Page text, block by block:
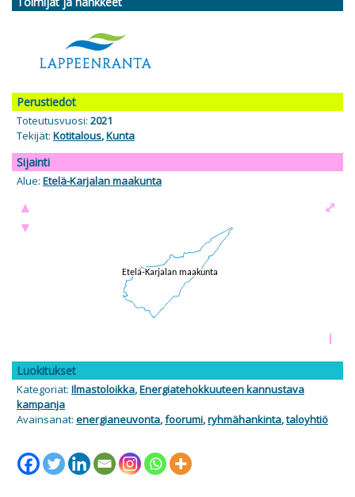
Perustiedot
Toteutusvuosi: 2021
Tekijät: Kotitalous,Kunta
Sijainti
Alue: Etelä-Karjalan maakunta
▲
▼
i
⤢
Luokitukset
Kategoriat: Ilmastoloikka,Energiatehokkuuteen kannustava
kampanja
Avainsanat: energianeuvonta,foorumi,ryhmähankinta,taloyhtiö